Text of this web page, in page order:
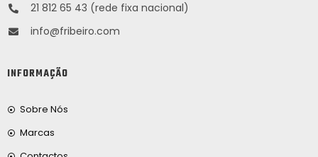
21 812 65 43 (rede fixa nacional)
info@fribeiro.com
INFORMAÇÃO
Sobre Nós
Marcas